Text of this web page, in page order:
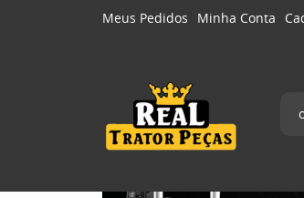
Meus Pedidos Minha Conta